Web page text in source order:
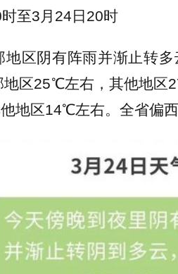
至3月24日20时
地区阴有阵雨并渐止转
地区25℃左右，其他地区
地区14℃左右。全省偏